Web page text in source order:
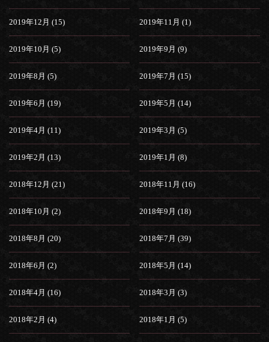
2019年12月 (15) 2019年11月 (1)
2019年10月 (5) 2019年9月 (9)
2019年8月 (5) 2019年7月 (15)
2019年6月 (19) 2019年5月 (14)
2019年4月 (11) 2019年3月 (5)
2019年2月 (13) 2019年1月 (8)
2018年12月 (21) 2018年11月 (16)
2018年10月 (2) 2018年9月 (18)
2018年8月 (20) 2018年7月 (39)
2018年6月 (2) 2018年5月 (14)
2018年4月 (16) 2018年3月 (3)
2018年2月 (4) 2018年1月 (5)